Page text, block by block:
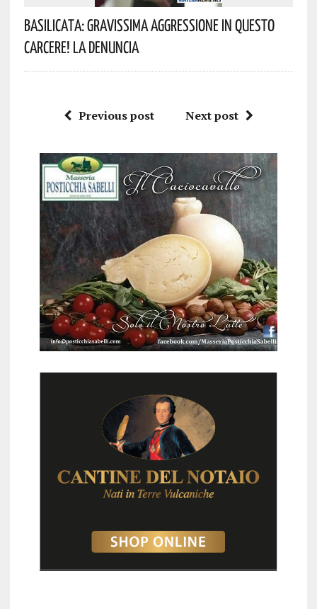
Basilicata: Gravissima Aggressione In Questo
Carcere! La Denuncia
Previous post Next post